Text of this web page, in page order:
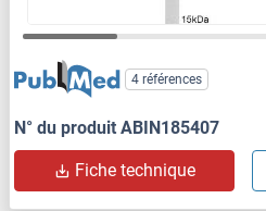
4 références
N° du produit ABIN185407
Fiche technique